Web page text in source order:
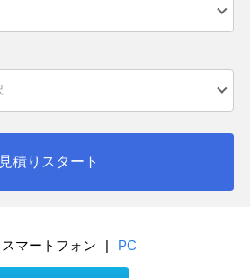
見積りスタート
スマートフォン | PC